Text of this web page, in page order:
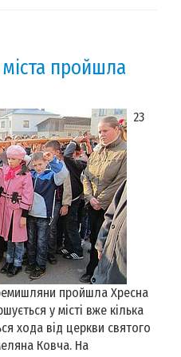
пройшла
23
пройшла Хресна
у місті вже кілька
хода від церкви святого
Ковча. На